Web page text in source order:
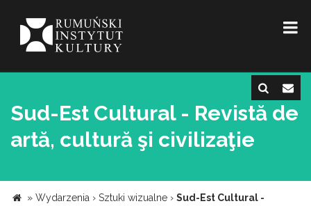
Sud-Est Cultural - Revistă de
artă, cultură şi civilizaţie
» Wydarzenia › Sztuki wizualne › Sud-Est Cultural -